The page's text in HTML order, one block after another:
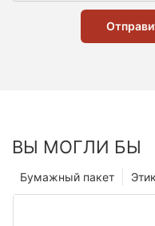
ВЫ МОГЛИ БЫ
Бумажный пакет